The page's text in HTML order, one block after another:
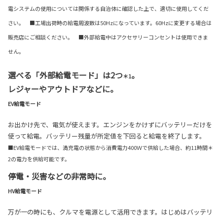
電システムの使用については関係する自治体に確認した上で、適切に使用してくだ
さい。 ■工場出荷時の給電周波数は50Hzになっています。60Hzに変更する場合は
販売店にご相談ください。 ■外部給電中はアクセサリーコンセントは使用できま
せん。
選べる「外部給電モード」は2つ＊1。
レジャーやアウトドアなどに。
EV給電モード
お出かけ先で、電気が使えます。エンジンをかけずにバッテリーだけを
使って給電。バッテリー残量が所定値を下回ると給電を終了します。
■EV給電モードでは、満充電の状態から消費電力400Ｗで供給した場合、約11時間＊
2の電力を供給可能です。
停電・災害などの非常時に。
HV給電モード
万が一の時にも、クルマを電源として活用できます。はじめはバッテリ